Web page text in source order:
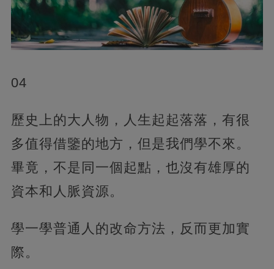
04
歷史上的大人物，人生起起落落，有很
多值得借鑒的地方，但是我們學不來。
畢竟，不是同一個起點，也沒有雄厚的
資本和人脈資源。
學一學普通人的改命方法，反而更加實
際。